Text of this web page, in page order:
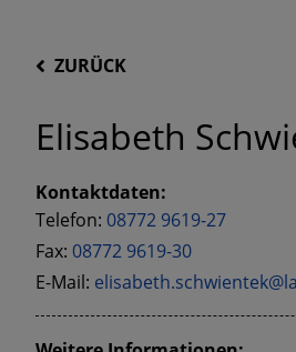
ZURÜCK
Elisabeth
Kontaktdaten:
Telefon: 08772 9619-27
Fax: 08772 9619-30
E-Mail: